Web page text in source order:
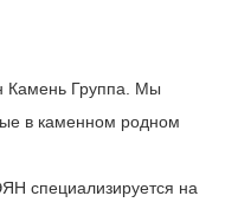
Камень Группа. Мы
в каменном родном
специализируется на